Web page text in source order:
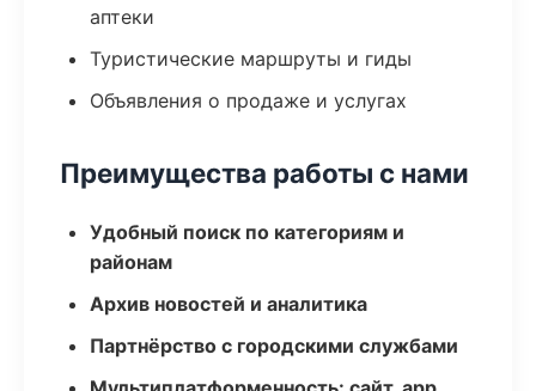
аптеки
Туристические маршруты и гиды
Объявления о продаже и услугах
Преимущества работы с нами
Удобный поиск по категориям и
районам
Архив новостей и аналитика
Партнёрство с городскими службами